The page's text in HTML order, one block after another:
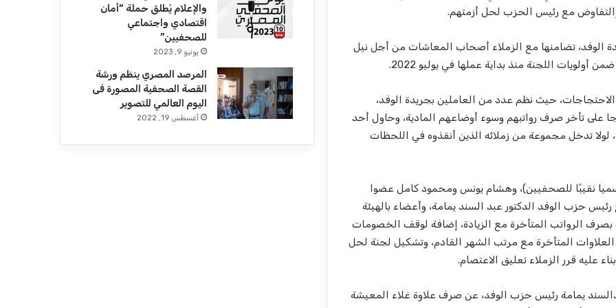
والتفاوض مع رئيس الحزب لحل أزمتهم.
الوفد، تضامنها مع الزملاء أصحاب المعاشات من أجل نيل
اللجنة منذ بداية عملها في يوليو 2022.
حيث نظم عدد من العاملين بجريدة الوفد،
الحالي، احتجاجا على تأخر صرف رواتبهم وسوء أوضاعهم المادية، وحاول أحد
تدخل مجموعة من زملائه الذين أنقذوه في اللحظات
نقيبًا للصحفيين)، وهشام يونس ومحمود كامل عضوا
حزب الوفد الدكتور عبد السند يمامة، وأعضاء بالهيئة
الرواتب المتأخرة مع الزيادة، إضافة لوقف الخصومات
المتأخرة مع مرتب الشهر القادم، وتشكيل لجنة لحل
عليه قرر الزملاء تعليق الاعتصام.
أعلن الدكتور عبدالسند يمامة رئيس حزب الوفد، عن صرف علاوة غلاء المعيشة
والإعلام يُطلق حملة “أمان
اقتصادي واجتماعي
للصحفيين”
يونيو 9, 2023
المرصد المصري ينظم ورشة
القصة الصحفية المصورة فى
اليوم العالمي للتصوير
أغسطس 19, 2022